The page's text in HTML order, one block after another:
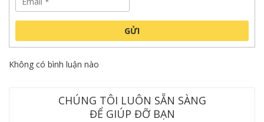
GỬI
Không có bình luận nào
CHÚNG TÔI LUÔN SẴN SÀNG
ĐỂ GIÚP ĐỠ BẠN